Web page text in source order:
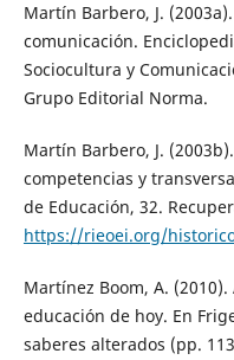
Martín Barbero, J.
comunicación.
Sociocultura y
Grupo Editorial Norma.
Martín Barbero, J.
competencias y
de Educación, 32.
https://rieoei.org/
Martínez Boom, A.
educación de hoy. En
saberes alterados (pp.